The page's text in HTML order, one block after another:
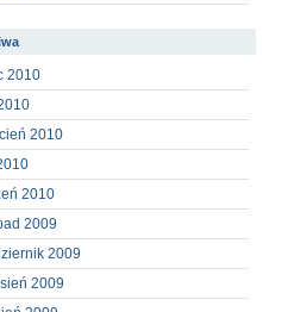
2010
2010
2010
2009
2009
2009